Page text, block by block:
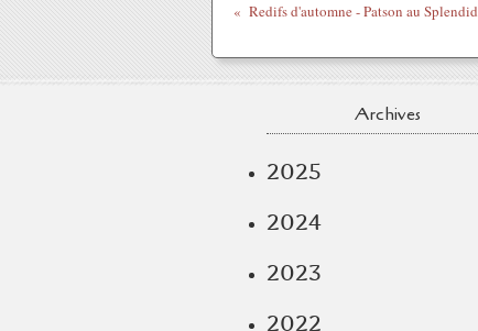
Redifs d'automne - Patson au
Archives
2025
2024
2023
2022